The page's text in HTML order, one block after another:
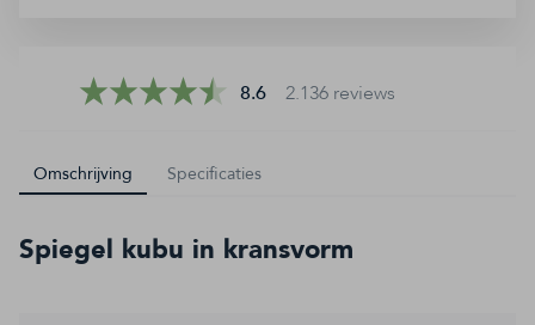
8.6
8.6 2.136 reviews
Omschrijving
Spiegel kubu in kransvorm
Specificaties